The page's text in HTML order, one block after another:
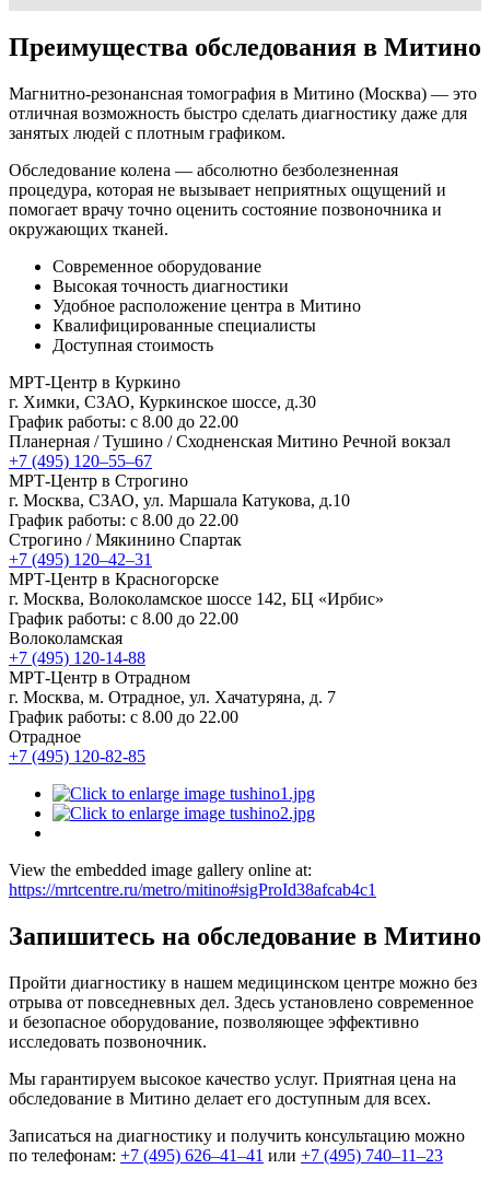
Преимущества обследования в Митино
Магнитно-резонансная томография в Митино (Москва) — это
отличная возможность быстро сделать диагностику даже для
занятых людей с плотным графиком.
Обследование колена — абсолютно безболезненная
процедура, которая не вызывает неприятных ощущений и
помогает врачу точно оценить состояние позвоночника и
окружающих тканей.
Современное оборудование
Высокая точность диагностики
Удобное расположение центра в Митино
Квалифицированные специалисты
Доступная стоимость
МРТ-Центр в Куркино
г. Химки, СЗАО, Куркинское шоссе, д.30
График работы: с 8.00 до 22.00
Планерная / Тушино / Сходненская Митино Речной вокзал
+7 (495) 120–55–67
МРТ-Центр в Строгино
г. Москва, СЗАО, ул. Маршала Катукова, д.10
График работы: с 8.00 до 22.00
Строгино / Мякинино Спартак
+7 (495) 120–42–31
МРТ-Центр в Красногорске
г. Москва, Волоколамское шоссе 142, БЦ «Ирбис»
График работы: с 8.00 до 22.00
Волоколамская
+7 (495) 120-14-88
МРТ-Центр в Отрадном
г. Москва, м. Отрадное, ул. Хачатуряна, д. 7
График работы: с 8.00 до 22.00
Отрадное
+7 (495) 120-82-85
View the embedded image gallery online at:
https://mrtcentre.ru/metro/mitino#sigProId38afcab4c1
Запишитесь на обследование в Митино
Пройти диагностику в нашем медицинском центре можно без
отрыва от повседневных дел. Здесь установлено современное
и безопасное оборудование, позволяющее эффективно
исследовать позвоночник.
Мы гарантируем высокое качество услуг. Приятная цена на
обследование в Митино делает его доступным для всех.
Записаться на диагностику и получить консультацию можно
по телефонам: +7 (495) 626–41–41 или +7 (495) 740–11–23